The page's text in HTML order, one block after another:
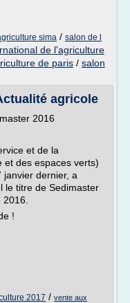
sima / salon de l
de l'agriculture
de paris / salon
agricole
2016
et de la
et des espaces verts)
janvier dernier, a
le titre de Sedimaster
!
2017 / vente aux